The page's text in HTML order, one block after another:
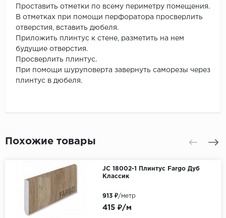
Проставить отметки по всему периметру помещения.
В отметках при помощи перфоратора просверлить
отверстия, вставить дюбеля.
Приложить плинтус к стене, разметить на нем
будущие отверстия.
Просверлить плинтус.
При помощи шуруповерта завернуть саморезы через
плинтус в дюбеля.
Похожие товары
JC 18002-1 Плинтус Fargo Дуб
Классик
415 ₽/м
913 ₽/метр